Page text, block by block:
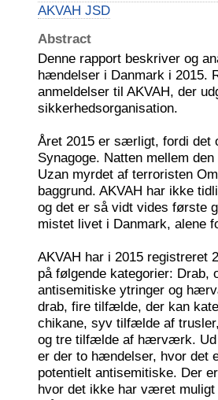
AKVAH JSD
Abstract
Denne rapport beskriver og
hændelser i Danmark i 2015.
anmeldelser til AKVAH, der
sikkerhedsorganisation.
Året 2015 er særligt, fordi det
Synagoge. Natten mellem
Uzan myrdet af terroristen
baggrund. AKVAH har ikke
og det er så vidt vides første
mistet livet i Danmark, alene
AKVAH har i 2015 registreret
på følgende kategorier:
antisemitiske ytringer og
drab, fire tilfælde, der kan
chikane, syv tilfælde af
og tre tilfælde af hærværk. Ud
er der to hændelser, hvor det
potentielt antisemitiske. Der
hvor det ikke har været